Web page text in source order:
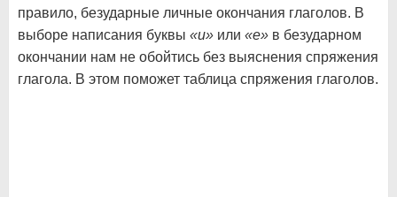
правило, безударные личные окончания глаголов. В
выборе написания буквы «и» или «е» в безударном
окончании нам не обойтись без выяснения спряжения
глагола. В этом поможет таблица спряжения глаголов.